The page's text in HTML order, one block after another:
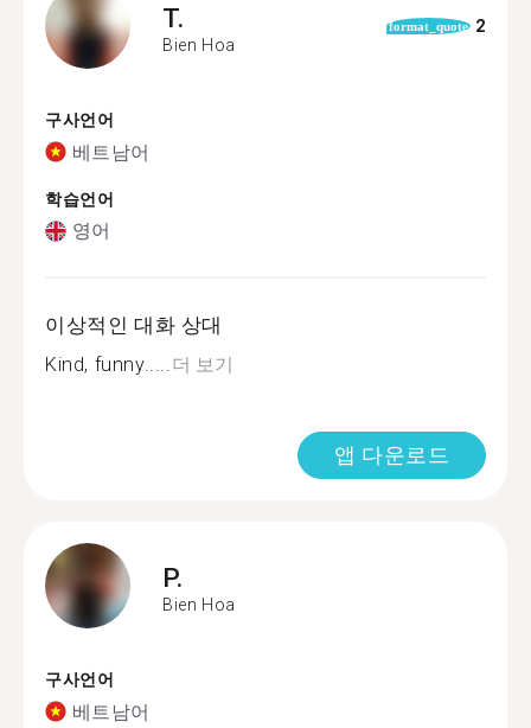
T.
Bien Hoa
format_quote 2
구사언어
베트남어
학습언어
영어
이상적인 대화 상대
Kind, funny.....더 보기
앱 다운로드
P.
Bien Hoa
구사언어
베트남어